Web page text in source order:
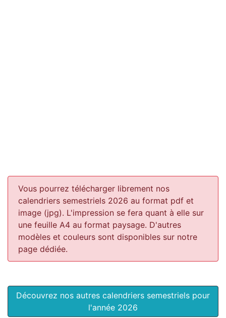
Vous pourrez télécharger librement nos
calendriers semestriels 2026 au format pdf et
image (jpg). L'impression se fera quant à elle sur
une feuille A4 au format paysage. D'autres
modèles et couleurs sont disponibles sur notre
page dédiée.
Découvrez nos autres calendriers semestriels pour
l'année 2026